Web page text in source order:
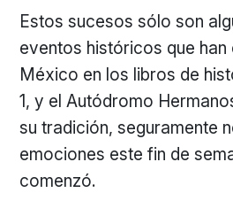
Estos sucesos sólo son
eventos históricos que
México en los libros de
1, y el Autódromo
su tradición, seguramente
emociones este fin de
comenzó.